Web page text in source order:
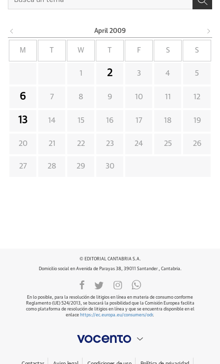
April 2009
M W F S S
1 2 3 4 5
6 7 8 9 10 11 12
13 14 15 16 17 18 19
20 21 22 23 24 25 26
27 28 29 30
© EDITORIAL CANTABRIA S.A.
Domicilio social en Avenida de Parayas 38, 39011 Santander , Cantabria.
En lo posible, para la resolución de litigios en línea en materia de consumo conforme
Reglamento (UE) 524/2013, se buscará la posibilidad que la Comisión Europea facilita
como plataforma de resolución de litigios en línea y que se encuentra disponible en el
enlace https://ec.europa.eu/consumers/odr.